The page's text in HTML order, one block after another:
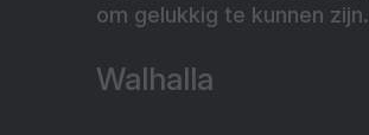
om gelukkig te kunnen zijn.
Walhalla